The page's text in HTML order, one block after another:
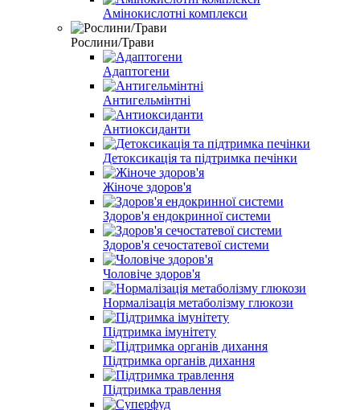
Амінокислотні комплекси
Рослини/Трави
Адаптогени
Антигельмінтні
Антиоксиданти
Детоксикація та підтримка печінки
Жіноче здоров'я
Здоров'я ендокринної системи
Здоров'я сечостатевої системи
Чоловіче здоров'я
Нормалізація метаболізму глюкози
Підтримка імунітету
Підтримка органів дихання
Підтримка травлення